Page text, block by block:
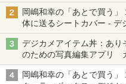
岡嶋和幸の「あとで買う
体に送るシートカバー - デ
デジカメアイテム丼：あり
のための写真編集アプリ
る「Filmator」
岡嶋和幸の「あとで買う